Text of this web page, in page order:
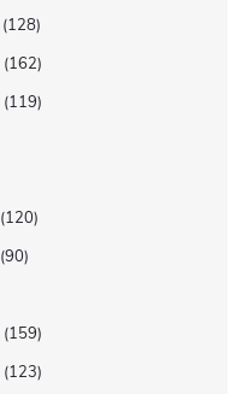
128
162
119
120
90
159
123